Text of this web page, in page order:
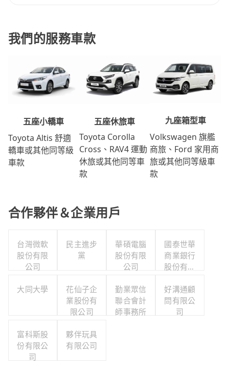
我們的服務車款
五座小轎車
Toyota Altis 舒適
轎車或其他同等級
車款
五座休旅車
Toyota Corolla
Cross、RAV4 運動
休旅或其他同等車
款
九座箱型車
Volkswagen 旗艦
商旅、Ford 家用商
旅或其他同等級車
款
合作夥伴＆企業用戶
台灣微軟
股份有限
公司
民主進步
黨
華碩電腦
股份有限
公司
國泰世華
商業銀行
股份有限
大同大學
花仙子企
業股份有
限公司
勤業眾信
聯合會計
師事務所
好溝通顧
問有限公
司
富科斯股
份有限公
司
夥伴玩具
有限公司